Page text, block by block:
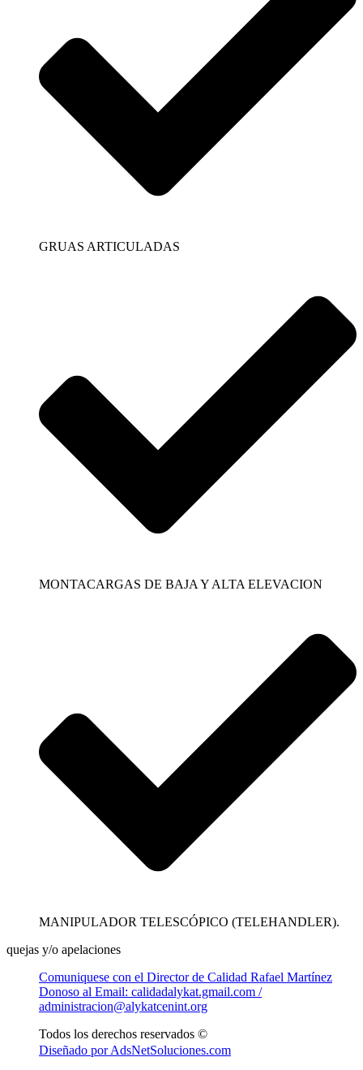
GRUAS ARTICULADAS
MONTACARGAS DE BAJA Y ALTA ELEVACION
MANIPULADOR TELESCÓPICO (TELEHANDLER).
quejas y/o apelaciones
Comuniquese con el Director de Calidad Rafael Martínez
Donoso al Email: calidadalykat.gmail.com /
administracion@alykatcenint.org
Todos los derechos reservados ©
Diseñado por AdsNetSoluciones.com